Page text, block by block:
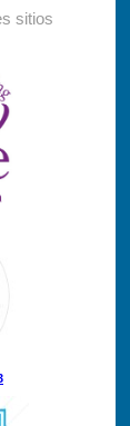
sitios